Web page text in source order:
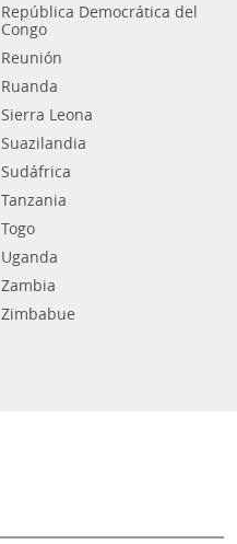
República Democrática del
Congo
Reunión
Ruanda
Sierra Leona
Suazilandia
Sudáfrica
Tanzania
Togo
Uganda
Zambia
Zimbabue